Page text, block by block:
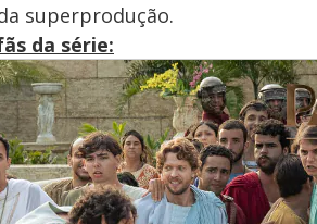
superprodução.
da série: